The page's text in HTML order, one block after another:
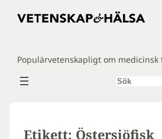
Hoppa
Populärvetenskapligt om medicinsk
Sök
Etikett: Östersjöfisk